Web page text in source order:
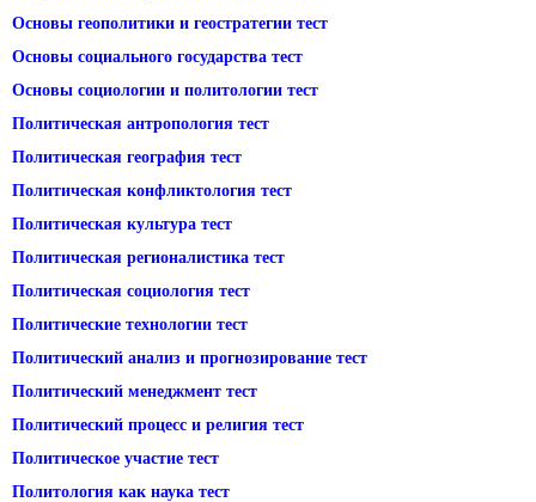
Основы геополитики и геостратегии тест
Основы социального государства тест
Основы социологии и политологии тест
Политическая антропология тест
Политическая география тест
Политическая конфликтология тест
Политическая культура тест
Политическая регионалистика тест
Политическая социология тест
Политические технологии тест
Политический анализ и прогнозирование тест
Политический менеджмент тест
Политический процесс и религия тест
Политическое участие тест
Политология как наука тест